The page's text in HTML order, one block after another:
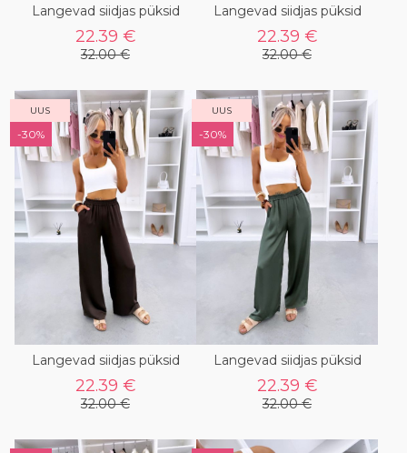
Langevad siidjas püksid
22.39 €
32.00 €
Langevad siidjas püksid
22.39 €
32.00 €
UUS
-30%
Langevad siidjas püksid
22.39 €
32.00 €
UUS
-30%
Langevad siidjas püksid
22.39 €
32.00 €